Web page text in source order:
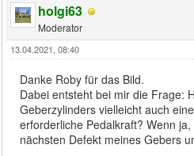
holgi63
Moderator
13.04.2021, 08:40
Danke Roby für das Bild.
Dabei entsteht bei mir die Frage:
Geberzylinders vielleicht auch
erforderliche Pedalkraft? Wenn
nächsten Defekt meines Gebers